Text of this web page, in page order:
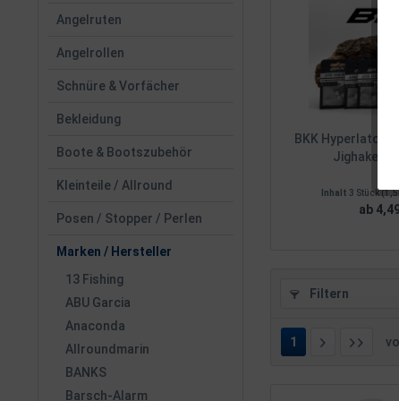
Angelruten
Angelrollen
Schnüre & Vorfächer
Bekleidung
Boote & Bootszubehör
Kleinteile / Allround
Posen / Stopper / Perlen
Marken / Hersteller
13 Fishing
ABU Garcia
Anaconda
Allroundmarin
BANKS
Barsch-Alarm
BKK Hyperlatch
Jighaken
Inhalt3 Stück
ab
Filtern
1